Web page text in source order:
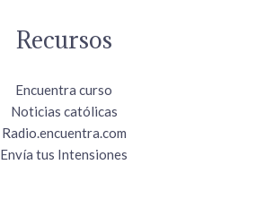
Recursos
Encuentra curso
Noticias católicas
Radio.encuentra.com
Envía tus Intensiones